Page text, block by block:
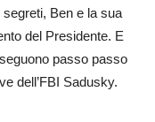
Ben e la sua
del Presidente. E
passo passo
dell’FBI Sadusky.